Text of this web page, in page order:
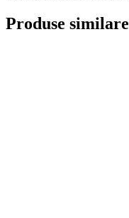
Produse similare